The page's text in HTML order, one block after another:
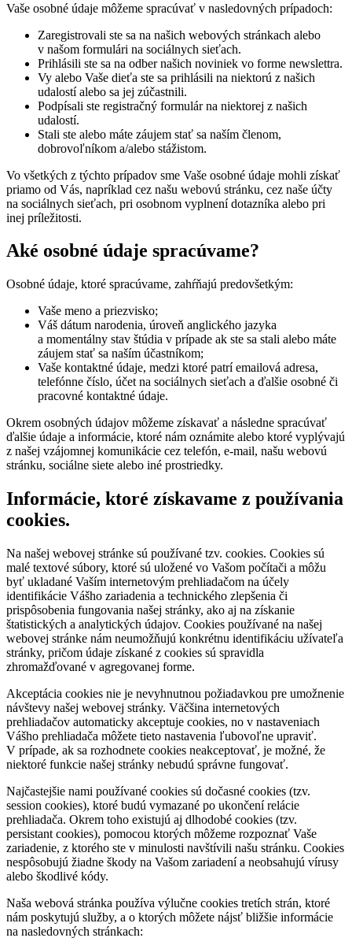
Vaše osobné údaje môžeme spracúvať v nasledovných prípadoch:
Zaregistrovali ste sa na našich webových stránkach alebo
v našom formulári na sociálnych sieťach.
Prihlásili ste sa na odber našich noviniek vo forme newslettra.
Vy alebo Vaše dieťa ste sa prihlásili na niektorú z našich
udalostí alebo sa jej zúčastnili.
Podpísali ste registračný formulár na niektorej z našich
udalostí.
Stali ste alebo máte záujem stať sa naším členom,
dobrovoľníkom a/alebo stážistom.
Vo všetkých z týchto prípadov sme Vaše osobné údaje mohli získať
priamo od Vás, napríklad cez našu webovú stránku, cez naše účty
na sociálnych sieťach, pri osobnom vyplnení dotazníka alebo pri
inej príležitosti.
Aké osobné údaje spracúvame?
Osobné údaje, ktoré spracúvame, zahŕňajú predovšetkým:
Vaše meno a priezvisko;
Váš dátum narodenia, úroveň anglického jazyka
a momentálny stav štúdia v prípade ak ste sa stali alebo máte
záujem stať sa naším účastníkom;
Vaše kontaktné údaje, medzi ktoré patrí emailová adresa,
telefónne číslo, účet na sociálnych sieťach a ďalšie osobné či
pracovné kontaktné údaje.
Okrem osobných údajov môžeme získavať a následne spracúvať
ďalšie údaje a informácie, ktoré nám oznámite alebo ktoré vyplývajú
z našej vzájomnej komunikácie cez telefón, e-mail, našu webovú
stránku, sociálne siete alebo iné prostriedky.
Informácie, ktoré získavame z používania
cookies.
Na našej webovej stránke sú používané tzv. cookies. Cookies sú
malé textové súbory, ktoré sú uložené vo Vašom počítači a môžu
byť ukladané Vaším internetovým prehliadačom na účely
identifikácie Vášho zariadenia a technického zlepšenia či
prispôsobenia fungovania našej stránky, ako aj na získanie
štatistických a analytických údajov. Cookies používané na našej
webovej stránke nám neumožňujú konkrétnu identifikáciu užívateľa
stránky, pričom údaje získané z cookies sú spravidla
zhromažďované v agregovanej forme.
Akceptácia cookies nie je nevyhnutnou požiadavkou pre umožnenie
návštevy našej webovej stránky. Väčšina internetových
prehliadačov automaticky akceptuje cookies, no v nastaveniach
Vášho prehliadača môžete tieto nastavenia ľubovoľne upraviť.
V prípade, ak sa rozhodnete cookies neakceptovať, je možné, že
niektoré funkcie našej stránky nebudú správne fungovať.
Najčastejšie nami používané cookies sú dočasné cookies (tzv.
session cookies), ktoré budú vymazané po ukončení relácie
prehliadača. Okrem toho existujú aj dlhodobé cookies (tzv.
persistant cookies), pomocou ktorých môžeme rozpoznať Vaše
zariadenie, z ktorého ste v minulosti navštívili našu stránku. Cookies
nespôsobujú žiadne škody na Vašom zariadení a neobsahujú vírusy
alebo škodlivé kódy.
Naša webová stránka používa výlučne cookies tretích strán, ktoré
nám poskytujú služby, a o ktorých môžete nájsť bližšie informácie
na nasledovných stránkach: